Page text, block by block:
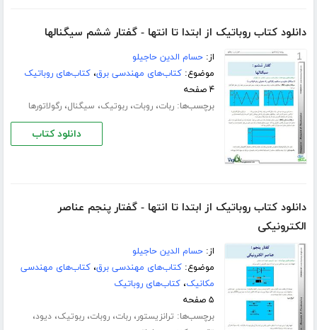
دانلود کتاب روباتیک از ابتدا تا انتها - گفتار ششم سیگنالها
از:حسام الدین حاجیلو
موضوع:کتاب‌های مهندسی برق،کتاب‌های روباتیک
۴ صفحه
برچسب‌ها:ربات،روبات،ربوتیک، سیگنال،رگولاتورها
دانلود کتاب
دانلود کتاب روباتیک از ابتدا تا انتها - گفتار پنجم عناصر
الکترونیکی
از:حسام الدین حاجیلو
موضوع:کتاب‌های مهندسی برق،کتاب‌های مهندسی
مکانیک،کتاب‌های روباتیک
۵ صفحه
برچسب‌ها: ترانزیستور،ربات،روبات،ربوتیک،دیود،